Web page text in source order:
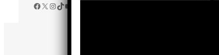
Facebook
X Instagram
TikTok
YouTube